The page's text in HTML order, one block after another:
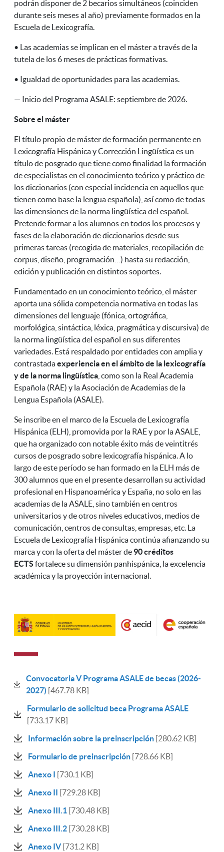
podrán disponer de 2 becarios simultáneos (coinciden
durante seis meses al año) previamente formados en la
Escuela de Lexicografía.
• Las academias se implican en el máster a través de la
tutela de los 6 meses de prácticas formativas.
• Igualdad de oportunidades para las academias.
— Inicio del Programa ASALE: septiembre de 2026.
Sobre el máster
El título propio de máster de formación permanente en
Lexicografía Hispánica y Corrección Lingüística es un
título de posgrado que tiene como finalidad la formación
de especialistas en el conocimiento teórico y práctico de
los diccionarios (con especial incidencia en aquellos que
tienen como base la lengua española), así como de todas
las dimensiones de la norma lingüística del español.
Pretende formar a los alumnos en todos los procesos y
fases de la elaboración de diccionarios desde sus
primeras tareas (recogida de materiales, recopilación de
corpus, diseño, programación…) hasta su redacción,
edición y publicación en distintos soportes.
Fundamentado en un conocimiento teórico, el máster
aporta una sólida competencia normativa en todas las
dimensiones del lenguaje (fónica, ortográfica,
morfológica, sintáctica, léxica, pragmática y discursiva) de
la norma lingüística del español en sus diferentes
variedades. Está respaldado por entidades con amplia y
contrastadaexperiencia en el ámbito de la lexicografía
y de la norma lingüística , como son la Real Academia
Española (RAE) y la Asociación de Academias de la
Lengua Española (ASALE).
Se inscribe en el marco de la Escuela de Lexicografía
Hispánica (ELH), promovida por la RAE y por la ASALE,
que ha organizado con notable éxito más de veintitrés
cursos de posgrado sobre lexicografía hispánica. A lo
largo de este período se han formado en la ELH más de
300 alumnos que en el presente desarrollan su actividad
profesional en Hispanoamérica y España, no solo en las
academias de la ASALE, sino también en centros
universitarios y de otros niveles educativos, medios de
comunicación, centros de consultas, empresas, etc. La
Escuela de Lexicografía Hispánica continúa afianzando su
marca y con la oferta del máster de 90 créditos
ECTS fortalece su dimensión panhispánica, la excelencia
académica y la proyección internacional.
Convocatoria V Programa ASALE de becas (2026-
2027) [467.78 KB]
Formulario de solicitud beca Programa ASALE
[733.17 KB]
Información sobre la preinscripción [280.62 KB]
Formulario de preinscripción [728.66 KB]
Anexo I
[730.1 KB]
Anexo II
[729.28 KB]
Anexo III.1 [730.48 KB]
Anexo III.2 [730.28 KB]
Anexo IV [731.2 KB]